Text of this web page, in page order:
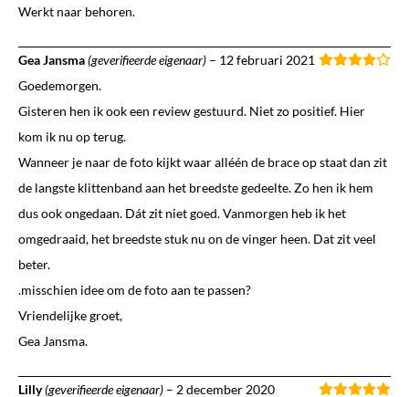
Werkt naar behoren.
Gea Jansma(geverifieerde eigenaar) – 12 februari 2021
Goedemorgen.
Gisteren hen ik ook een review gestuurd. Niet zo positief. Hier
kom ik nu op terug.
Wanneer je naar de foto kijkt waar alléén de brace op staat dan zit
de langste klittenband aan het breedste gedeelte. Zo hen ik hem
dus ook ongedaan. Dát zit niet goed. Vanmorgen heb ik het
omgedraaid, het breedste stuk nu on de vinger heen. Dat zit veel
beter.
.misschien idee om de foto aan te passen?
Vriendelijke groet,
Gea Jansma.
Lilly(geverifieerde eigenaar) – 2 december 2020